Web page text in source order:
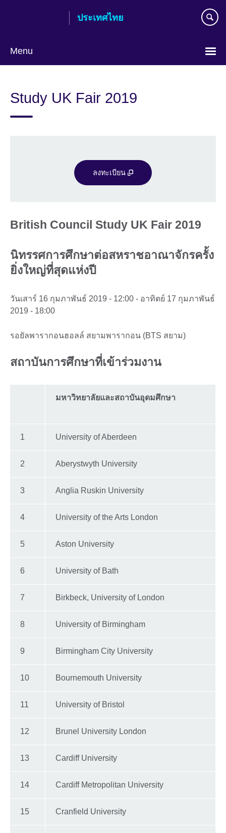
ประเทศไทย
Menu
Study UK Fair 2019
ลงทะเบียน
British Council Study UK Fair 2019
นิทรรศการศึกษาต่อสหราชอาณาจักรครั้ง
ยิ่งใหญ่ที่สุดแห่งปี
วันเสาร์ 16 กุมภาพันธ์ 2019 - 12:00 - อาทิตย์ 17 กุมภาพันธ์
2019 - 18:00
รอยัลพารากอนฮอลล์ สยามพารากอน (BTS สยาม)
สถาบันการศึกษาที่เข้าร่วมงาน
มหาวิทยาลัยและสถาบันอุดมศึกษา
1 University of Aberdeen
2 Aberystwyth University
3 Anglia Ruskin University
4 University of the Arts London
5 Aston University
6 University of Bath
7 Birkbeck, University of London
8 University of Birmingham
9 Birmingham City University
10 Bournemouth University
11 University of Bristol
12 Brunel University London
13 Cardiff University
14 Cardiff Metropolitan University
15 Cranfield University